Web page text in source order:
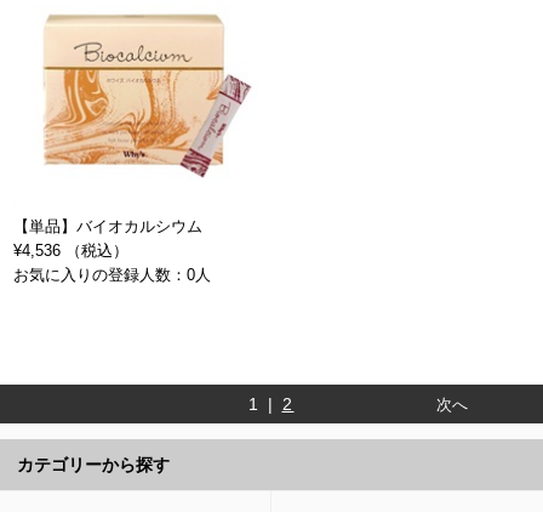
【単品】バイオカルシウム
¥4,536 （税込）
お気に入りの登録人数：0人
1 | 2 次へ
カテゴリーから探す